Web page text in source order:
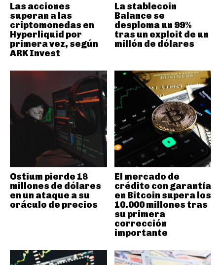
Las acciones
superan a las
criptomonedas en
Hyperliquid por
primera vez, según
ARK Invest
La stablecoin
Balance se
desploma un 99%
tras un exploit de un
millón de dólares
Ostium pierde 18
millones de dólares
en un ataque a su
oráculo de precios
El mercado de
crédito con garantía
en Bitcoin supera los
10.000 millones tras
su primera
corrección
importante